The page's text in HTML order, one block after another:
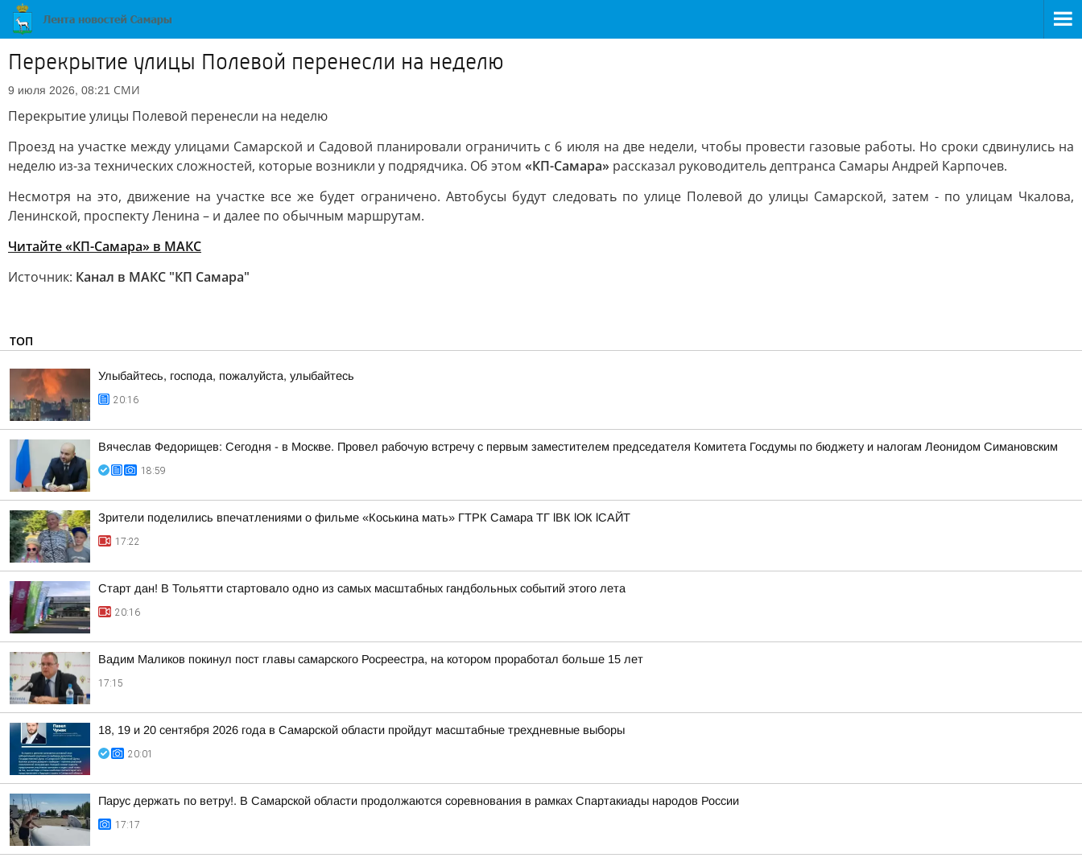
Перекрытие улицы Полевой перенесли на неделю
9 июля 2026, 08:21 СМИ
Перекрытие улицы Полевой перенесли на неделю
Проезд на участке между улицами Самарской и Садовой планировали ограничить с 6 июля на две недели, чтобы провести газовые работы. Но сроки сдвинулись на
неделю из-за технических сложностей, которые возникли у подрядчика. Об этом «КП-Самара» рассказал руководитель дептранса Самары Андрей Карпочев.
Несмотря на это, движение на участке все же будет ограничено. Автобусы будут следовать по улице Полевой до улицы Самарской, затем - по улицам Чкалова,
Ленинской, проспекту Ленина – и далее по обычным маршрутам.
Читайте «КП-Самара» в МАКС
Источник: Канал в МАКС "КП Самара"
ТОП
Улыбайтесь, господа, пожалуйста, улыбайтесь
20:16
Вячеслав Федорищев: Сегодня - в Москве. Провел рабочую встречу с первым заместителем председателя Комитета Госдумы по бюджету и налогам Леонидом Симановским
18:59
Зрители поделились впечатлениями о фильме «Коськина мать» ГТРК Самара ТГ lВК lОК lСАЙТ
17:22
Старт дан! В Тольятти стартовало одно из самых масштабных гандбольных событий этого лета
20:16
Вадим Маликов покинул пост главы самарского Росреестра, на котором проработал больше 15 лет
17:15
18, 19 и 20 сентября 2026 года в Самарской области пройдут масштабные трехдневные выборы
20:01
Парус держать по ветру!. В Самарской области продолжаются соревнования в рамках Спартакиады народов России
17:17